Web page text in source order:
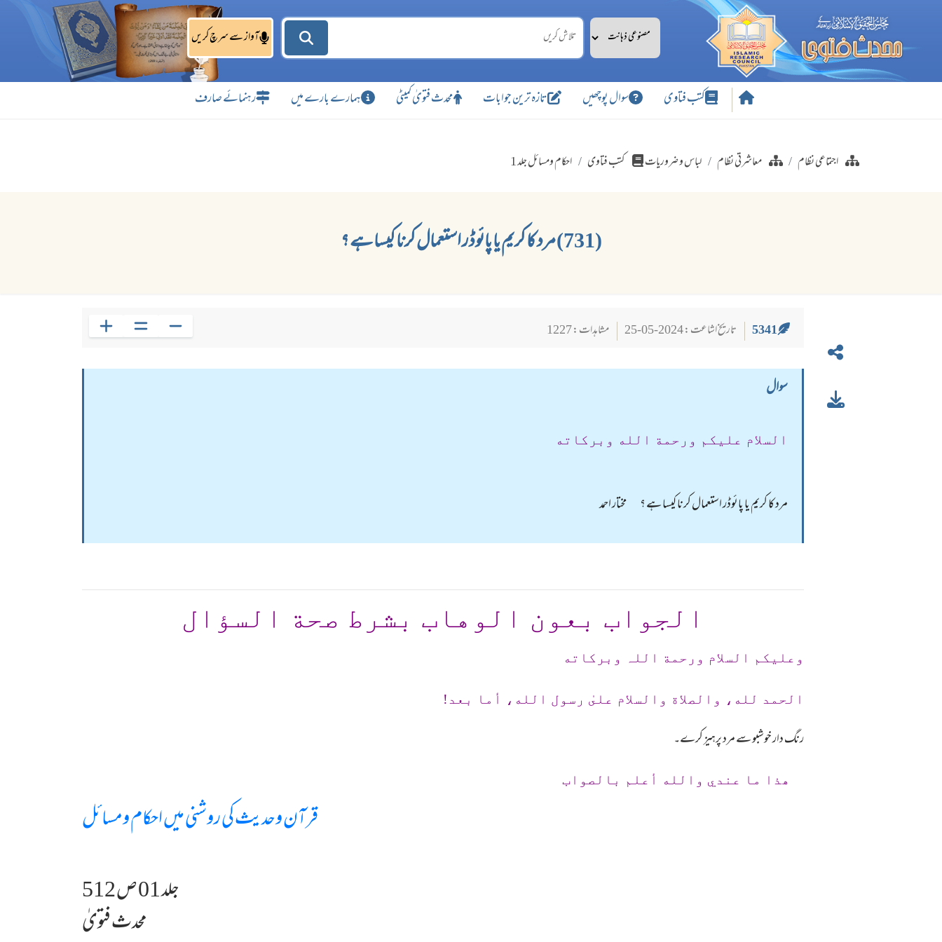
آواز سے سرچ کریں
کتب فتاوی سوال پوچھیں تازہ ترین جوابات محدث فتویٰ کمیٹی ہمارے بارے میں رہنمائے صارف
اجتماعی نظام معاشرتی نظام لباس و ضروریات کتب فتاوی احکام ومسائل جلد 1
(731) مرد کا کریم یا پائوڈر استعمال کرنا کیسا ہے ؟
5341 تاریخ اشاعت : 2024-05-25 مشاہدات : 1227
سوال
السلام عليكم ورحمة الله وبركاته
مرد کا کریم یا پائوڈر استعمال کرنا کیسا ہے ؟ مختار احمد
الجواب بعون الوهاب بشرط صحة السؤال
وعلیکم السلام ورحمة اللہ وبرکاته
الحمد لله، والصلاة والسلام علىٰ رسول الله، أما بعد!
رنگ دار خوشبو سے مرد پرہیز کرے۔
ھذا ما عندي والله أعلم بالصواب
قرآن وحدیث کی روشنی میں احکام ومسائل
جلد 01 ص 512
محدث فتویٰ